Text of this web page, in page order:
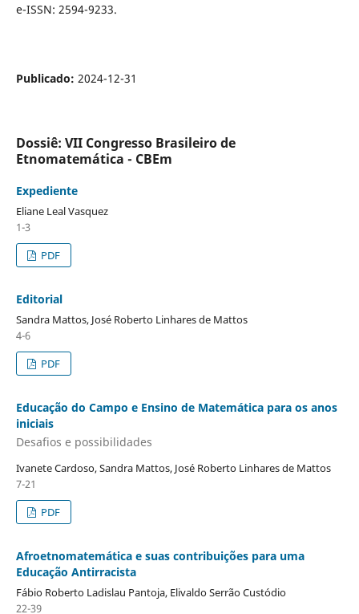
e-ISSN: 2594-9233.
Publicado: 2024-12-31
Dossiê: VII Congresso Brasileiro de
Etnomatemática - CBEm
Expediente
Eliane Leal Vasquez
1-3
PDF
Editorial
Sandra Mattos, José Roberto Linhares de Mattos
4-6
PDF
Educação do Campo e Ensino de Matemática para os anos
iniciais
Desafios e possibilidades
Ivanete Cardoso, Sandra Mattos, José Roberto Linhares de Mattos
7-21
PDF
Afroetnomatemática e suas contribuições para uma
Educação Antirracista
Fábio Roberto Ladislau Pantoja, Elivaldo Serrão Custódio
22-39